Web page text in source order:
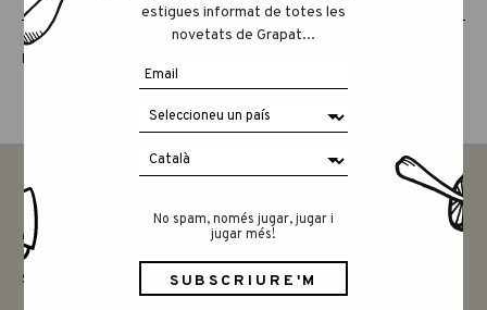
LUCKY LUCKY CUARTA EDICIÓ
estigues informat de totes les
novetats de Grapat...
No spam, només jugar, jugar i
jugar més!
CONTACTAR
SAY HELLO